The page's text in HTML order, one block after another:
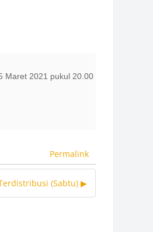
Maret 2021 pukul 20.00
Permalink
(Sabtu) ▶︎